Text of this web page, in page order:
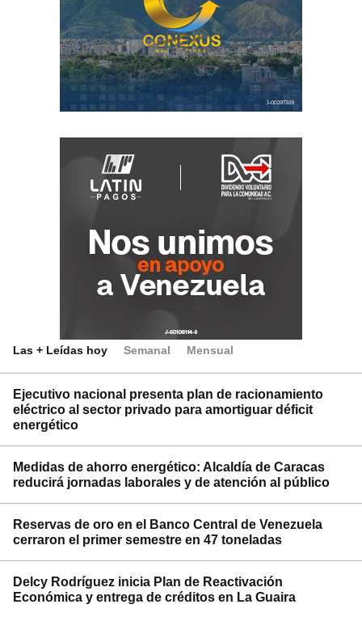
Las + Leídas hoy Semanal Mensual
Ejecutivo nacional presenta plan de racionamiento
eléctrico al sector privado para amortiguar déficit
energético
Medidas de ahorro energético: Alcaldía de Caracas
reducirá jornadas laborales y de atención al público
Reservas de oro en el Banco Central de Venezuela
cerraron el primer semestre en 47 toneladas
Delcy Rodríguez inicia Plan de Reactivación
Económica y entrega de créditos en La Guaira